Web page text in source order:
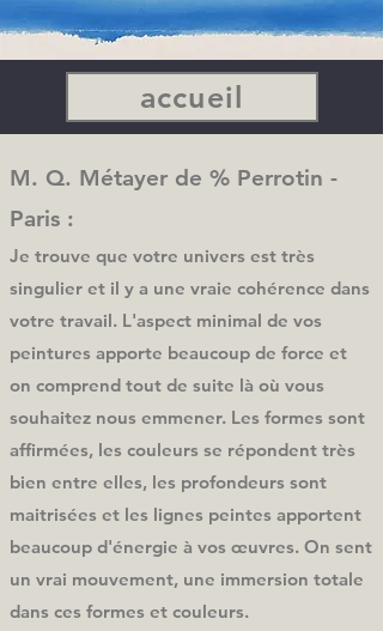
accueil
M. Q. Métayer de % Perrotin -
Paris :
Je trouve que votre univers est très
singulier et il y a une vraie cohérence dans
votre travail. L'aspect minimal de vos
peintures apporte beaucoup de force et
on comprend tout de suite là où vous
souhaitez nous emmener. Les formes sont
affirmées, les couleurs se répondent très
bien entre elles, les profondeurs sont
maitrisées et les lignes peintes apportent
beaucoup d'énergie à vos œuvres. On sent
un vrai mouvement, une immersion totale
dans ces formes et couleurs.